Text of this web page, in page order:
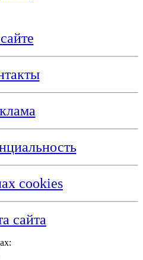
cookies
сайта